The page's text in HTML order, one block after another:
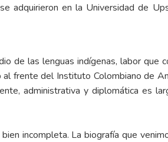
adquirieron en la Universidad de
de las lenguas indígenas, labor que
frente del Instituto Colombiano de
administrativa y diplomática es
incompleta. Labiografía que